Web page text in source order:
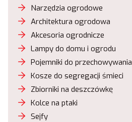
Narzędzia ogrodowe
Architektura ogrodowa
Akcesoria ogrodnicze
Lampy do domu i ogrodu
Pojemniki do przechowywania
Kosze do segregacji śmieci
Zbiorniki na deszczówkę
Kolce na ptaki
Sejfy